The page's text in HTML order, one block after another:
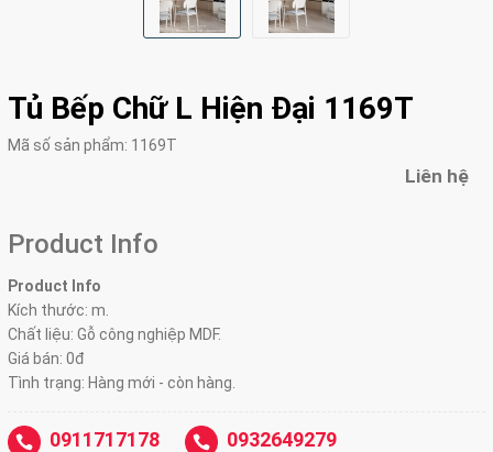
Tủ Bếp Chữ L Hiện Đại 1169T
Mã số sản phẩm: 1169T
Liên hệ
Product Info
Product Info
Kích thước: m.
Chất liệu: Gỗ công nghiệp MDF.
Giá bán: 0đ
Tình trạng: Hàng mới - còn hàng.
0911717178 0932649279